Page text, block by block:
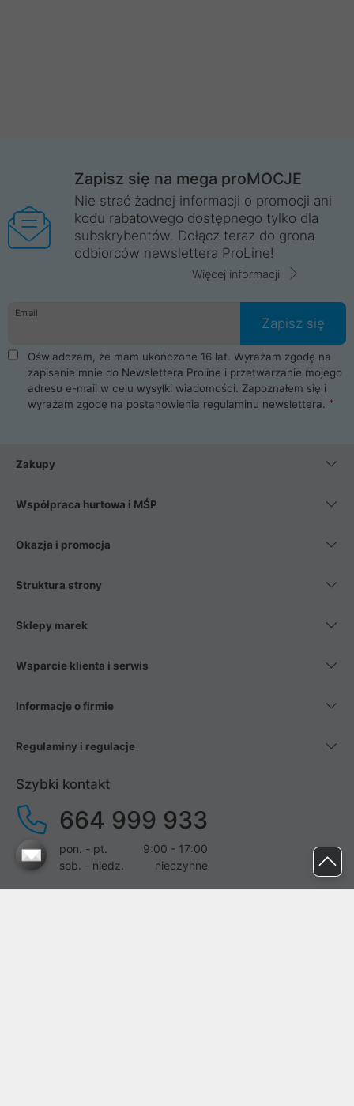
Zapisz się na mega proMOCJE
Nie strać żadnej informacji o promocji ani
kodu rabatowego dostępnego tylko dla
subskrybentów. Dołącz teraz do grona
odbiorców newslettera ProLine!
Więcej informacji
Email
Zapisz się
Oświadczam, że mam ukończone 16 lat. Wyrażam zgodę na
zapisanie mnie do Newslettera Proline i przetwarzanie mojego
adresu e-mail w celu wysyłki wiadomości. Zapoznałem się i
wyrażam zgodę na postanowienia regulaminu newslettera.
Zakupy
Współpraca hurtowa i MŚP
Okazja i promocja
Struktura strony
Sklepy marek
Wsparcie klienta i serwis
Informacje o firmie
Regulaminy i regulacje
Szybki kontakt
664 999 933
pon. - pt.
9:00 - 17:00
sob. - niedz.
nieczynne